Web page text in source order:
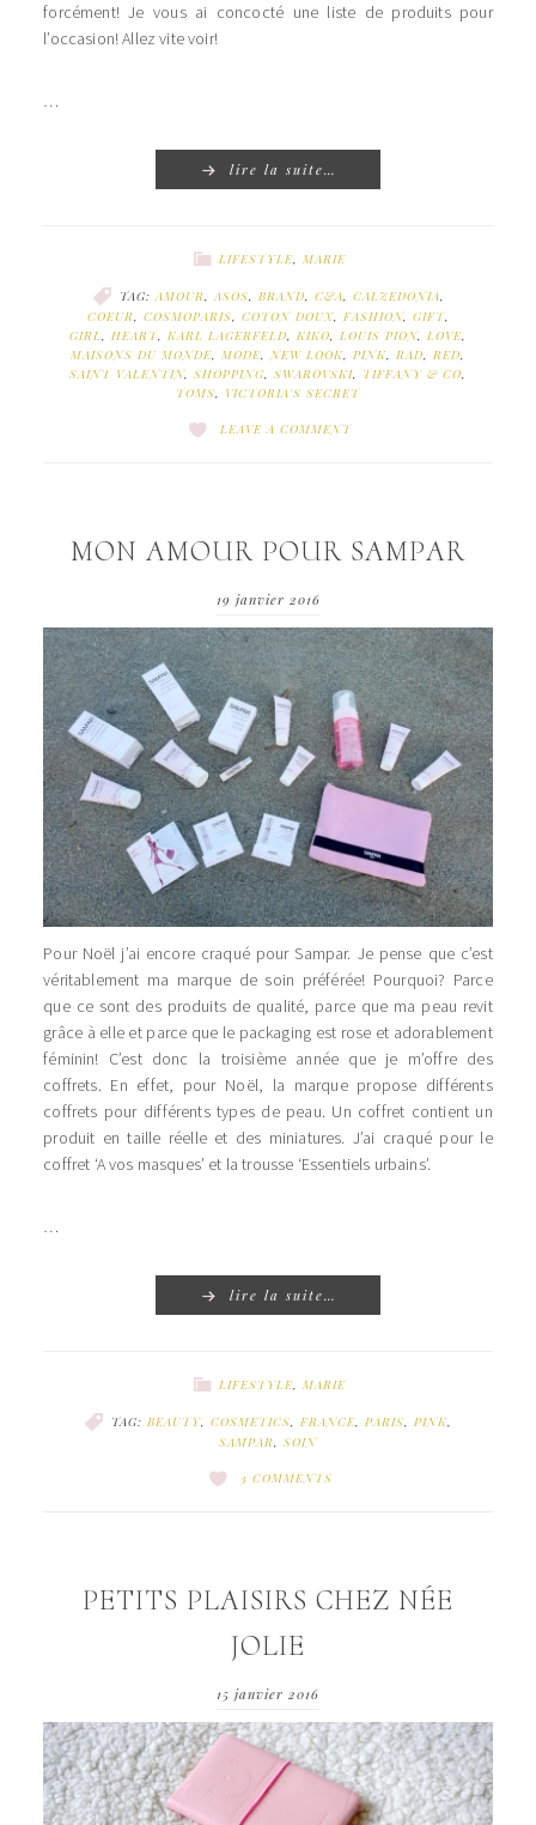
forcément! Je vous ai concocté une liste de produits pour
l’occasion! Allez vite voir!
…
lire la suite…
LIFESTYLE, MARIE
TAG:AMOUR,ASOS, BRAND, C&A, CALZEDONIA,
COEUR, COSMOPARIS, COTON DOUX, FASHION, GIFT,
GIRL, HEART, KARL LAGERFELD, KIKO, LOUIS PION, LOVE,
MAISONS DU MONDE, MODE,NEW LOOK, PINK, RAD, RED,
SAINT VALENTIN, SHOPPING, SWAROVSKI, TIFFANY & CO,
TOMS, VICTORIA'S SECRET
LEAVE A COMMENT
MON AMOUR POUR SAMPAR
19 janvier 2016
Pour Noël j’ai encore craqué pour Sampar. Je pense que c’est
véritablement ma marque de soin préférée! Pourquoi? Parce
que ce sont des produits de qualité, parce que ma peau revit
grâce à elle et parce que le packaging est rose et adorablement
féminin! C’est donc la troisième année que je m’offre des
coffrets. En effet, pour Noël, la marque propose différents
coffrets pour différents types de peau. Un coffret contient un
produit en taille réelle et des miniatures. J’ai craqué pour le
coffret ‘A vos masques’ et la trousse ‘Essentiels urbains’.
…
lire la suite…
LIFESTYLE, MARIE
TAG: BEAUTY, COSMETICS, FRANCE, PARIS, PINK,
SAMPAR, SOIN
3 COMMENTS
PETITS PLAISIRS CHEZ NÉE
JOLIE
15 janvier 2016